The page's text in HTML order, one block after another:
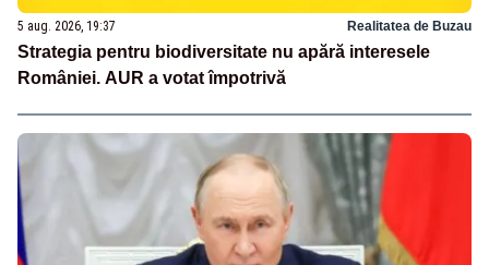
5 aug. 2026, 19:37 Realitatea de Buzau
Strategia pentru biodiversitate nu apără interesele
României. AUR a votat împotrivă